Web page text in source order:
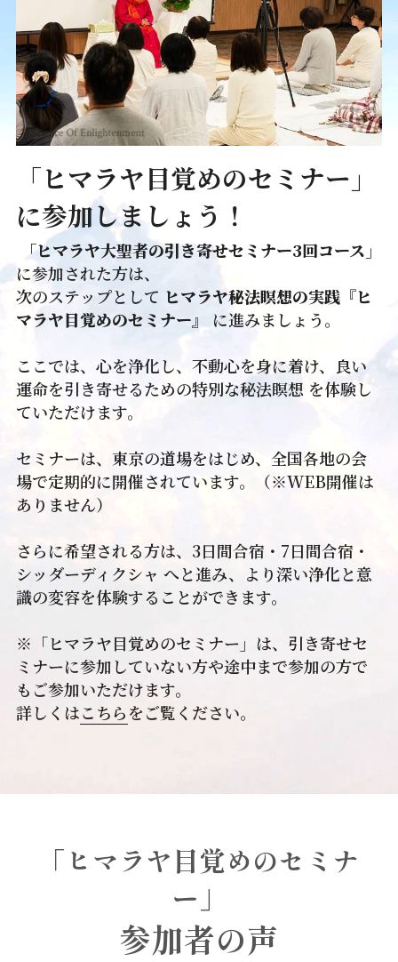
「ヒマラヤ目覚めのセミナー」
に参加しましょう！
「ヒマラヤ大聖者の引き寄せセミナー3回コース」
に参加された方は、
次のステップとして ヒマラヤ秘法瞑想の実践『ヒ
マラヤ目覚めのセミナー』
に進みましょう。
ここでは、心を浄化し、不動心を身に着け、良い
運命を引き寄せるための特別な秘法瞑想 を体験し
ていただけます。
セミナーは、東京の道場をはじめ、全国各地の会
場で定期的に開催されています。（※WEB開催は
ありません）
さらに希望される方は、3日間合宿・7日間合宿・
シッダーディクシャ へと進み、より深い浄化と意
識の変容を体験することができます。
※「ヒマラヤ目覚めのセミナー」は、引き寄せセ
ミナーに参加していない方や途中まで参加の方で
もご参加いただけます。
詳しくはこちらをご覧ください。
「ヒマラヤ目覚めのセミナ
ー」
参加者の声